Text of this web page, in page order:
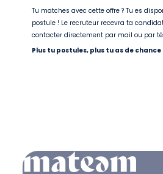
Tu matches avec cette offre ? Tu es
postule ! Le recruteur recevra ta
contacter directement par mail ou par
Plus tu postules, plus tu as de